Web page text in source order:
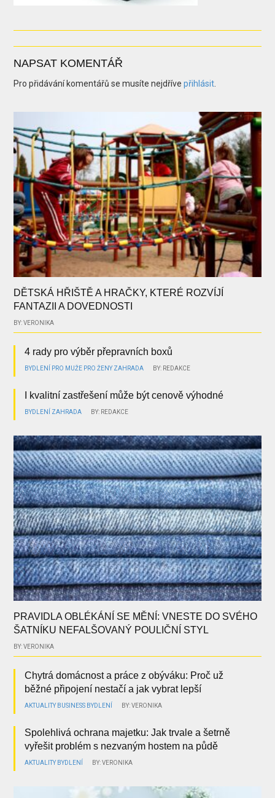
NAPSAT KOMENTÁŘ
Pro přidávání komentářů se musíte nejdřívepřihlásit
DĚTSKÁ HŘIŠTĚ A HRAČKY, KTERÉ ROZVÍJÍ
FANTAZII A DOVEDNOSTI
BY: VERONIKA
4 rady pro výběr přepravních boxů
BYDLENÍ PRO MUŽE PRO ŽENY ZAHRADA BY: REDAKCE
I kvalitní zastřešení může být cenově výhodné
BYDLENÍ ZAHRADA BY: REDAKCE
PRAVIDLA OBLÉKÁNÍ SE MĚNÍ: VNESTE DO SVÉHO
ŠATNÍKU NEFALŠOVANÝ POULIČNÍ STYL
BY: VERONIKA
Chytrá domácnost a práce z obýváku: Proč už
běžné připojení nestačí a jak vybrat lepší
AKTUALITY BUSINESS BYDLENÍ BY: VERONIKA
Spolehlivá ochrana majetku: Jak trvale a šetrně
vyřešit problém s nezvaným hostem na půdě
AKTUALITY BYDLENÍ BY: VERONIKA